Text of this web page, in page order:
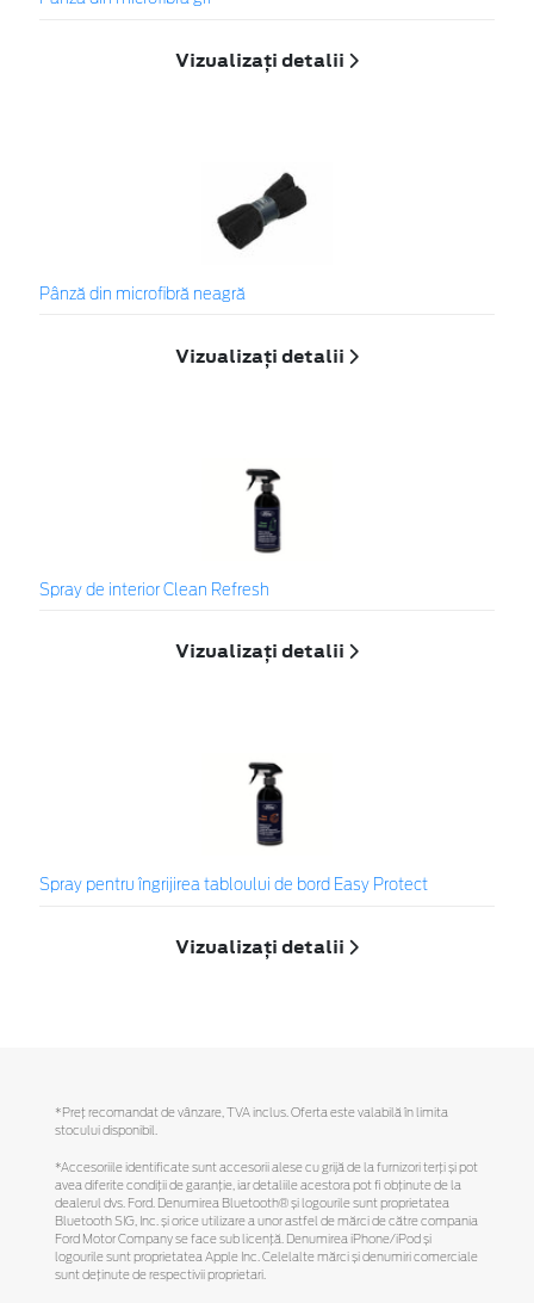
Vizualizați detalii
Pânză din microfibră neagră
Vizualizați detalii
Spray de interior Clean Refresh
Vizualizați detalii
Spray pentru îngrijirea tabloului de bord Easy Protect
Vizualizați detalii
*Preţ recomandat de vânzare, TVA inclus. Oferta este valabilă în limita
stocului disponibil.
*Accesoriile identificate sunt accesorii alese cu grijă de la furnizori terți și pot
avea diferite condiții de garanție, iar detaliile acestora pot fi obținute de la
dealerul dvs. Ford. Denumirea Bluetooth® și logourile sunt proprietatea
Bluetooth SIG, Inc. și orice utilizare a unor astfel de mărci de către compania
Ford Motor Company se face sub licență. Denumirea iPhone/iPod și
logourile sunt proprietatea Apple Inc. Celelalte mărci și denumiri comerciale
sunt deținute de respectivii proprietari.